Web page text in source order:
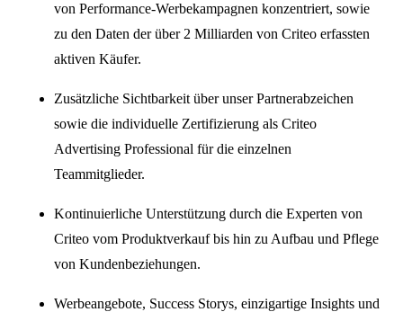
von Performance-Werbekampagnen konzentriert, sowie
zu den Daten der über 2 Milliarden von Criteo erfassten
aktiven Käufer.
Zusätzliche Sichtbarkeit über unser Partnerabzeichen
sowie die individuelle Zertifizierung als Criteo
Advertising Professional für die einzelnen
Teammitglieder.
Kontinuierliche Unterstützung durch die Experten von
Criteo vom Produktverkauf bis hin zu Aufbau und Pflege
von Kundenbeziehungen.
Werbeangebote, Success Storys, einzigartige Insights und